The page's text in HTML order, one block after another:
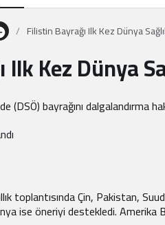
Filistin Bayrağı Ilk Kez Dünya
Kez Dünya
(DSÖ) bayrağını
toplantısında Çin, Pakistan,
ise öneriyi destekledi. Amerika